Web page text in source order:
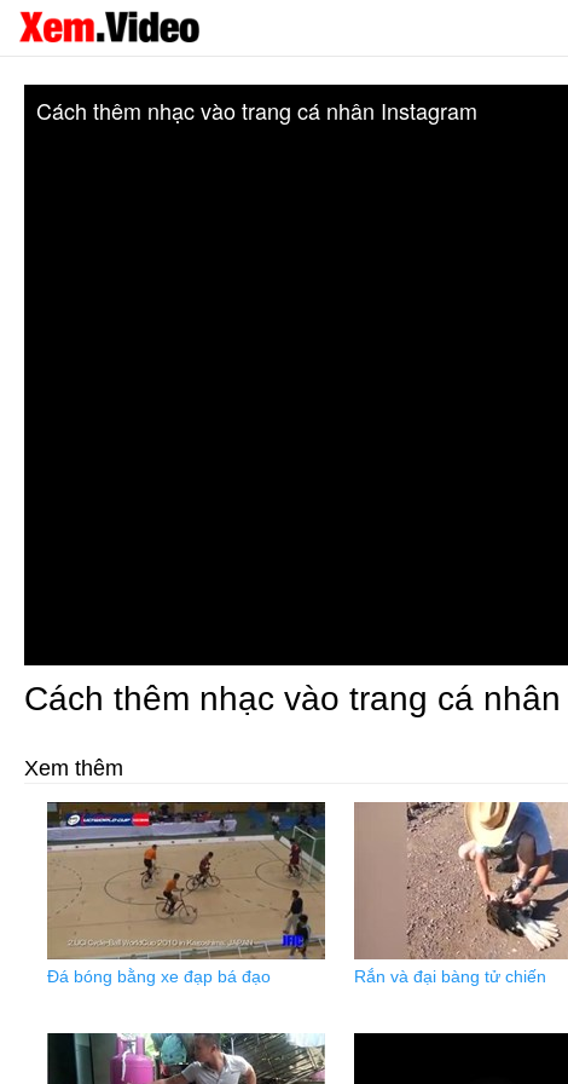
Cách thêm nhạc vào trang cá nhân Instagram
Cách thêm nhạc vào trang cá
Xem thêm
Đá bóng bằng xe đạp bá đạo Rắn và đại bàng tử chiến